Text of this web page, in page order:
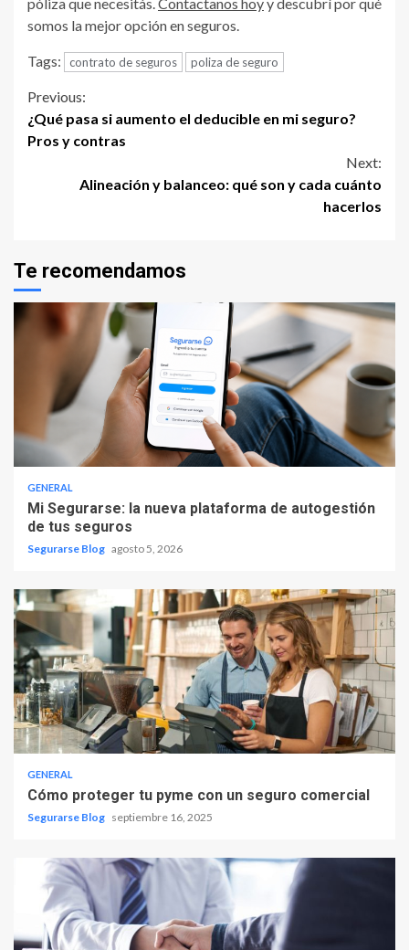
somos la mejor opción en seguros.
Tags: contrato de seguros poliza de seguro
Continue
Reading
Previous:
¿Qué pasa si aumento el deducible en mi seguro?
Pros y contras
Next:
Alineación y balanceo: qué son y cada cuánto
hacerlos
Te recomendamos
GENERAL
Mi Segurarse: la nueva plataforma de autogestión
de tus seguros
Segurarse Blog agosto 5, 2026
GENERAL
Cómo proteger tu pyme con un seguro comercial
Segurarse Blog septiembre 16, 2025